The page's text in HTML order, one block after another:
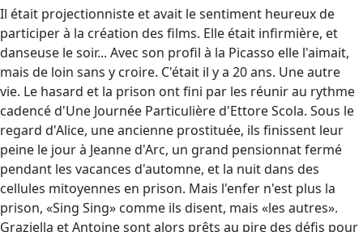
Il était projectionniste et avait le sentiment heureux de
participer à la création des films. Elle était infirmière, et
danseuse le soir... Avec son profil à la Picasso elle l'aimait,
mais de loin sans y croire. C'était il y a 20 ans. Une autre
vie. Le hasard et la prison ont fini par les réunir au rythme
cadencé d'Une Journée Particulière d'Ettore Scola. Sous le
regard d'Alice, une ancienne prostituée, ils finissent leur
peine le jour à Jeanne d'Arc, un grand pensionnat fermé
pendant les vacances d'automne, et la nuit dans des
cellules mitoyennes en prison. Mais l'enfer n'est plus la
prison, «Sing Sing» comme ils disent, mais «les autres».
Graziella et Antoine sont alors prêts au pire des défis pour